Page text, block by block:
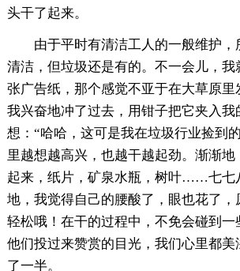
头干了起来。
由于平时有清洁工人的一般维护
清洁，但垃圾还是有的。不一会儿，我
张广告纸，那个感觉不亚于在大草原里
我兴奋地冲了过去，用钳子把它夹入我
想：“哈哈，这可是我在垃圾行业捡到
里越想越高兴，也越干越起劲。渐渐地
起来，纸片，矿泉水瓶，树叶……七七
地，我觉得自己的腰酸了，眼也花了，
轻松哦！在干的过程中，不免会碰到一
他们投过来赞赏的目光，我们心里都美
了一半。